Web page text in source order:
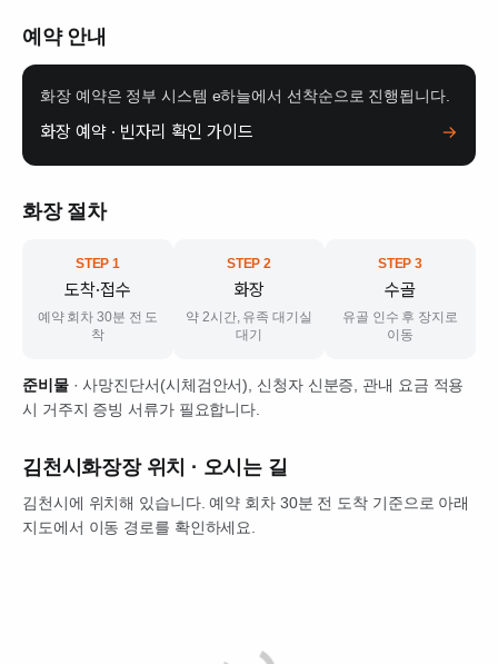
예약 안내
화장 예약은 정부 시스템 e하늘에서 선착순으로 진행됩니다.
화장 예약 · 빈자리 확인 가이드 →
화장 절차
STEP 1
도착·접수
예약 회차 30분 전 도
착
STEP 2
화장
약 2시간, 유족 대기실
대기
STEP 3
수골
유골 인수 후 장지로
이동
준비물 · 사망진단서(시체검안서), 신청자 신분증, 관내 요금 적용
시 거주지 증빙 서류가 필요합니다.
김천시화장장위치 · 오시는 길
김천시에 위치해 있습니다. 예약 회차 30분 전 도착 기준으로 아래
지도에서 이동 경로를 확인하세요.